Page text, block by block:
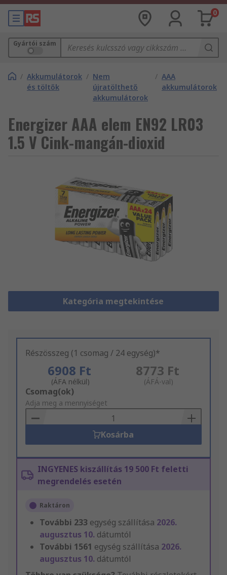
0
Gyártói szám
/ Akkumulátorok
és töltők
/ Nem
újratölthető
akkumulátorok
/ AAA
akkumulátorok
Energizer AAA elem EN92 LR03
1.5 V Cink-mangán-dioxid
Kategória megtekintése
Részösszeg (1 csomag / 24 egység)*
6908 Ft
(ÁFA nélkül)
8773 Ft
(ÁFÁ-val)
Add
to
Basket
Csomag(ok)
Adja meg a mennyiséget
Kosárba
INGYENES kiszállítás 19 500 Ft feletti
megrendelés esetén
Raktáron
További 233 egység szállítása 2026.
augusztus 10. dátumtól
További 1561 egység szállítása 2026.
augusztus 10. dátumtól